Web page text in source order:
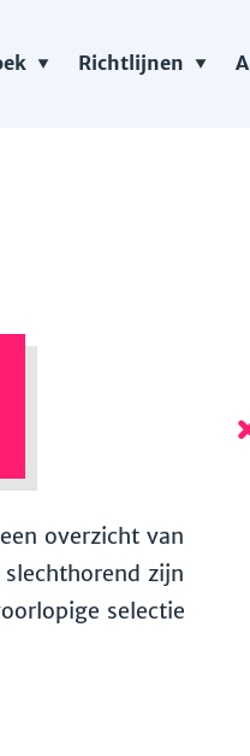
Richtlijnen
overzicht van
zijn
selectie